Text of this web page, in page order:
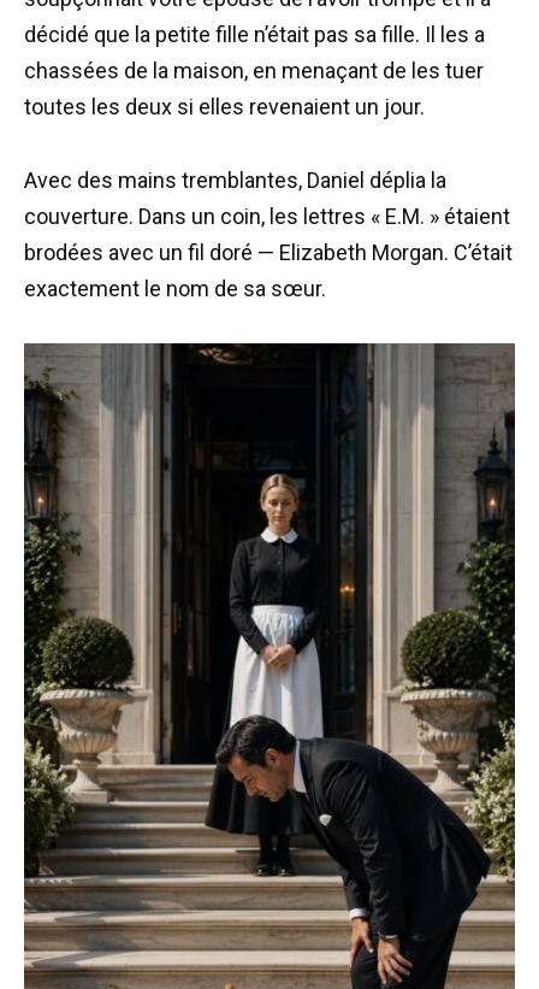
décidé que la petite fille n’était pas sa fille. Il les a
chassées de la maison, en menaçant de les tuer
toutes les deux si elles revenaient un jour.
Avec des mains tremblantes, Daniel déplia la
couverture. Dans un coin, les lettres « E.M. » étaient
brodées avec un fil doré — Elizabeth Morgan. C’était
exactement le nom de sa sœur.